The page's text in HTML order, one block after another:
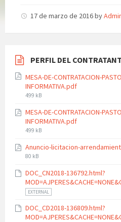
17 de marzo de 2016by
PERFIL DEL
MESA-DE-CONTRATACION-
INFORMATIVA.pdf
File
499 kB
MESA-DE-CONTRATACION-
INFORMATIVA.pdf
File
499 kB
Anuncio-licitacion-
File
80 kB
DOC_CN2018-136792.html?
EXTERNAL
DOC_CD2018-136809.html?